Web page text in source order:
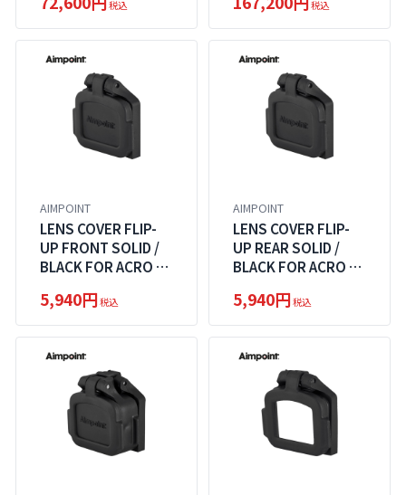
税込 税込
AIMPOINT
LENS COVER FLIP-
UP FRONT SOLID /
BLACK FOR ACRO C-
5,940円税込
AIMPOINT
LENS COVER FLIP-
UP REAR SOLID /
BLACK FOR ACRO C-
5,940円税込